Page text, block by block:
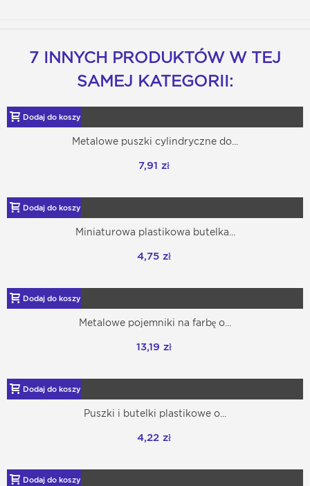
7 INNYCH PRODUKTÓW W TEJ
SAMEJ KATEGORII:
Dodaj do koszyka
Metalowe puszki cylindryczne do...
7,91 zł
Dodaj do koszyka
Miniaturowa plastikowa butelka...
4,75 zł
Dodaj do koszyka
Metalowe pojemniki na farbę o...
13,19 zł
Dodaj do koszyka
Puszki i butelki plastikowe o...
4,22 zł
Dodaj do koszyka